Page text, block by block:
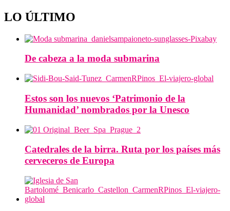
LO ÚLTIMO
De cabeza a la moda submarina
Estos son los nuevos ‘Patrimonio de la
Humanidad’ nombrados por la Unesco
Catedrales de la birra. Ruta por los países más
cerveceros de Europa